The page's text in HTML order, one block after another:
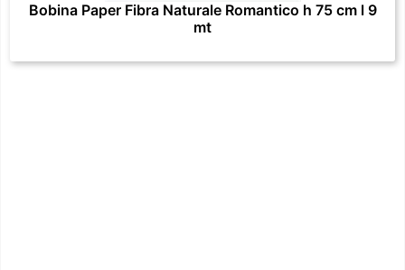
Bobina Paper Fibra Naturale Romantico h 75 cm l 9
mt